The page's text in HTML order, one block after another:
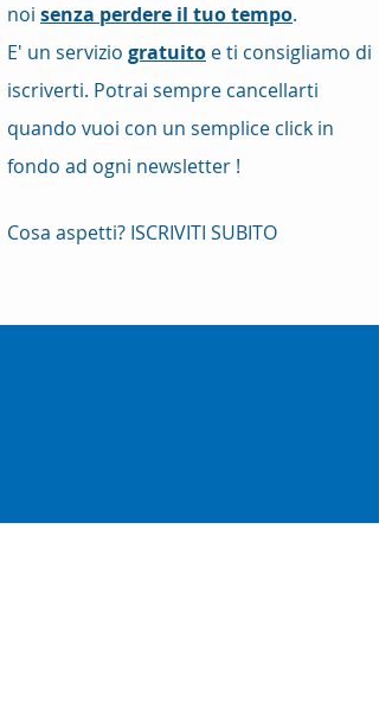
noi senza perdere il tuo tempo.
E' un servizio gratuito e ti consigliamo di
iscriverti. Potrai sempre cancellarti
quando vuoi con un semplice click in
fondo ad ogni newsletter !
Cosa aspetti? ISCRIVITI SUBITO